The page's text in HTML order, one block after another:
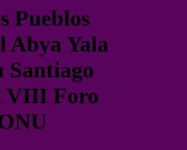
Pueblos
Abya Yala
Santiago
VIII Foro